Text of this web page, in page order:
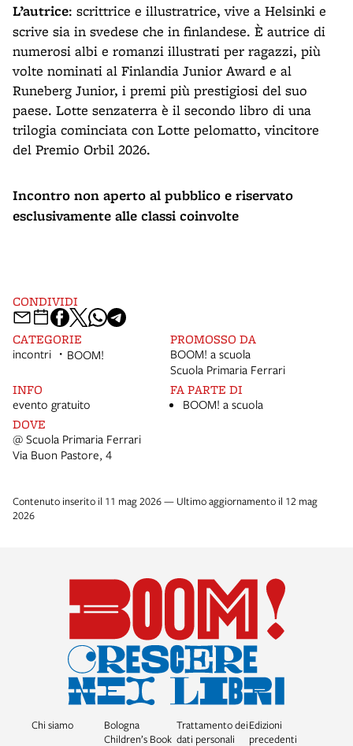
L’autrice: scrittrice e illustratrice, vive a Helsinki e
scrive sia in svedese che in finlandese. È autrice di
numerosi albi e romanzi illustrati per ragazzi, più
volte nominati al Finlandia Junior Award e al
Runeberg Junior, i premi più prestigiosi del suo
paese. Lotte senzaterra è il secondo libro di una
trilogia cominciata con Lotte pelomatto, vincitore
del Premio Orbil 2026.
Incontro non aperto al pubblico e riservato
esclusivamente alle classi coinvolte
CATEGORIE
incontri BOOM!
PROMOSSO DA
BOOM! a scuola
Scuola Primaria Ferrari
INFO
evento gratuito
FA PARTE DI
BOOM! a scuola
DOVE
@ Scuola Primaria Ferrari
Via Buon Pastore, 4
CONDIVIDI
Contenuto inserito il 11 mag 2026 — Ultimo aggiornamento il 12 mag
2026
Chi siamo
Bologna
Children’s Book
Trattamento dei
dati personali
Edizioni
precedenti